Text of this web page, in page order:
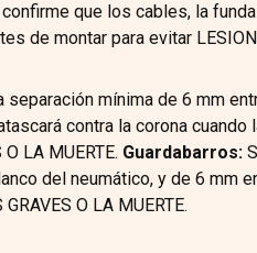
que los cables, la
de montar para evitar
separación mínima de 6 mm
contra la corona
LA MUERTE. Guardabarros:
del neumático, y de 6 mm
O LA MUERTE.